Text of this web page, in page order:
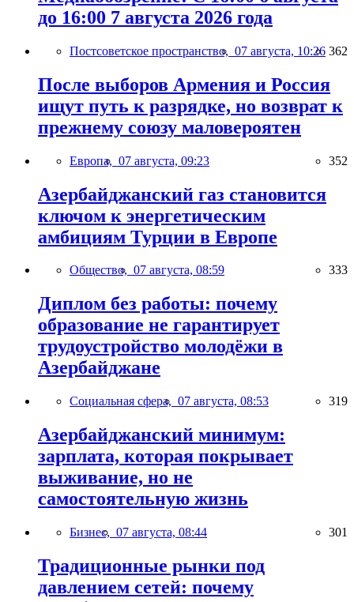
до 16:00 7 августа 2026 года
Постсоветское пространство, 07 августа, 10:26 362
После выборов Армения и Россия
ищут путь к разрядке, но возврат к
прежнему союзу маловероятен
Европа, 07 августа, 09:23 352
Азербайджанский газ становится
ключом к энергетическим
амбициям Турции в Европе
Общество, 07 августа, 08:59 333
Диплом без работы: почему
образование не гарантирует
трудоустройство молодёжи в
Азербайджане
Социальная сфера, 07 августа, 08:53 319
Азербайджанский минимум:
зарплата, которая покрывает
выживание, но не
самостоятельную жизнь
Бизнес, 07 августа, 08:44 301
Традиционные рынки под
давлением сетей: почему